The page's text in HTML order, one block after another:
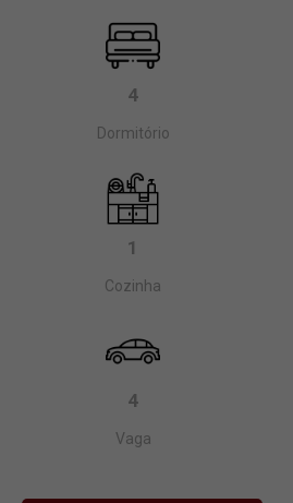
4
Dormitório
1
Cozinha
4
Vaga